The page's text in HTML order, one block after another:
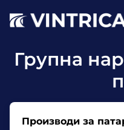
Групна
Производи за